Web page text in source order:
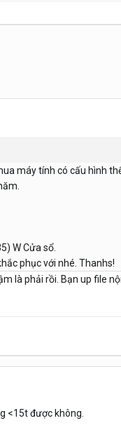
máy tính có cấu hình
W Cửa sổ.
phục với nhé. Thanhs!
là phải rồi. Bạn up file
<15t được không.